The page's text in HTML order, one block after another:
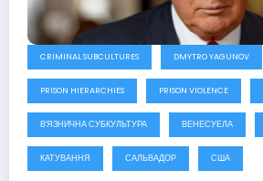
CRIMINAL SUBCULTURES DMYTRO YAGUNOV
PRISON HIERARCHIES PRISON VIOLENCE
В'ЯЗНИЧНА СУБКУЛЬТУРА ВЕНЕСУЕЛА
КАТУВАННЯ САЛЬВАДОР США